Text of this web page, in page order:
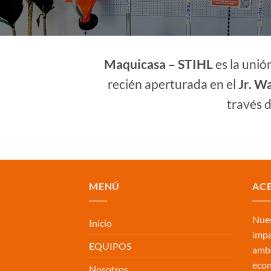
Maquicasa – STIHLes la
recién aperturada en el Jr.
través
MENÚ
Inicio
EQUIPOS
Nosotros